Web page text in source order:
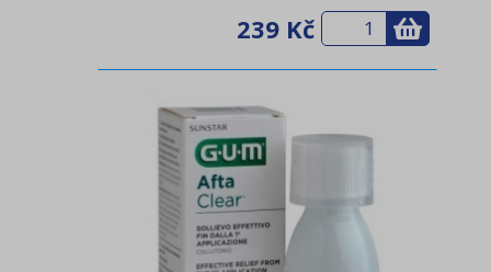
239 Kč